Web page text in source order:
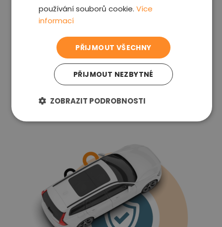
Platíte až potom
Cenu víte kompletně předem, platit můžete až
po prohlídce
používání souborů cookie. Více
informací
PŘIJMOUT VŠECHNY
PŘIJMOUT NEZBYTNÉ
ZOBRAZIT PODROBNOSTI